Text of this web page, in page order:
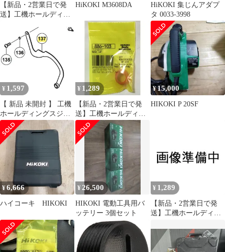
【新品・2営業日で発
送】工機ホールディン
(329787 6444)
HiKOKI M3608DA
HiKOKI 集じんアダプ
タ 0033-3998
¥ 1,597
【 新品 未開封 】 工機
ホールディングスジャ
パン HiKOKI リンク
329787 未使用 送料無料
¥ 1,289
【新品・2営業日で発
送】工機ホールディン
グス HiKOKI ノーズキ
ヤツプ (886103 6444)
¥15,000
HIKOKI P 20SF
¥6,666
ハイコーキ HIKOKI
¥26,500
HIKOKI 電動工具用バ
ッテリー 3個セット
¥ 1,289
【新品・2営業日で発
送】工機ホールディン
クロクカクアナツキボ
M6X25 (981942 6444)